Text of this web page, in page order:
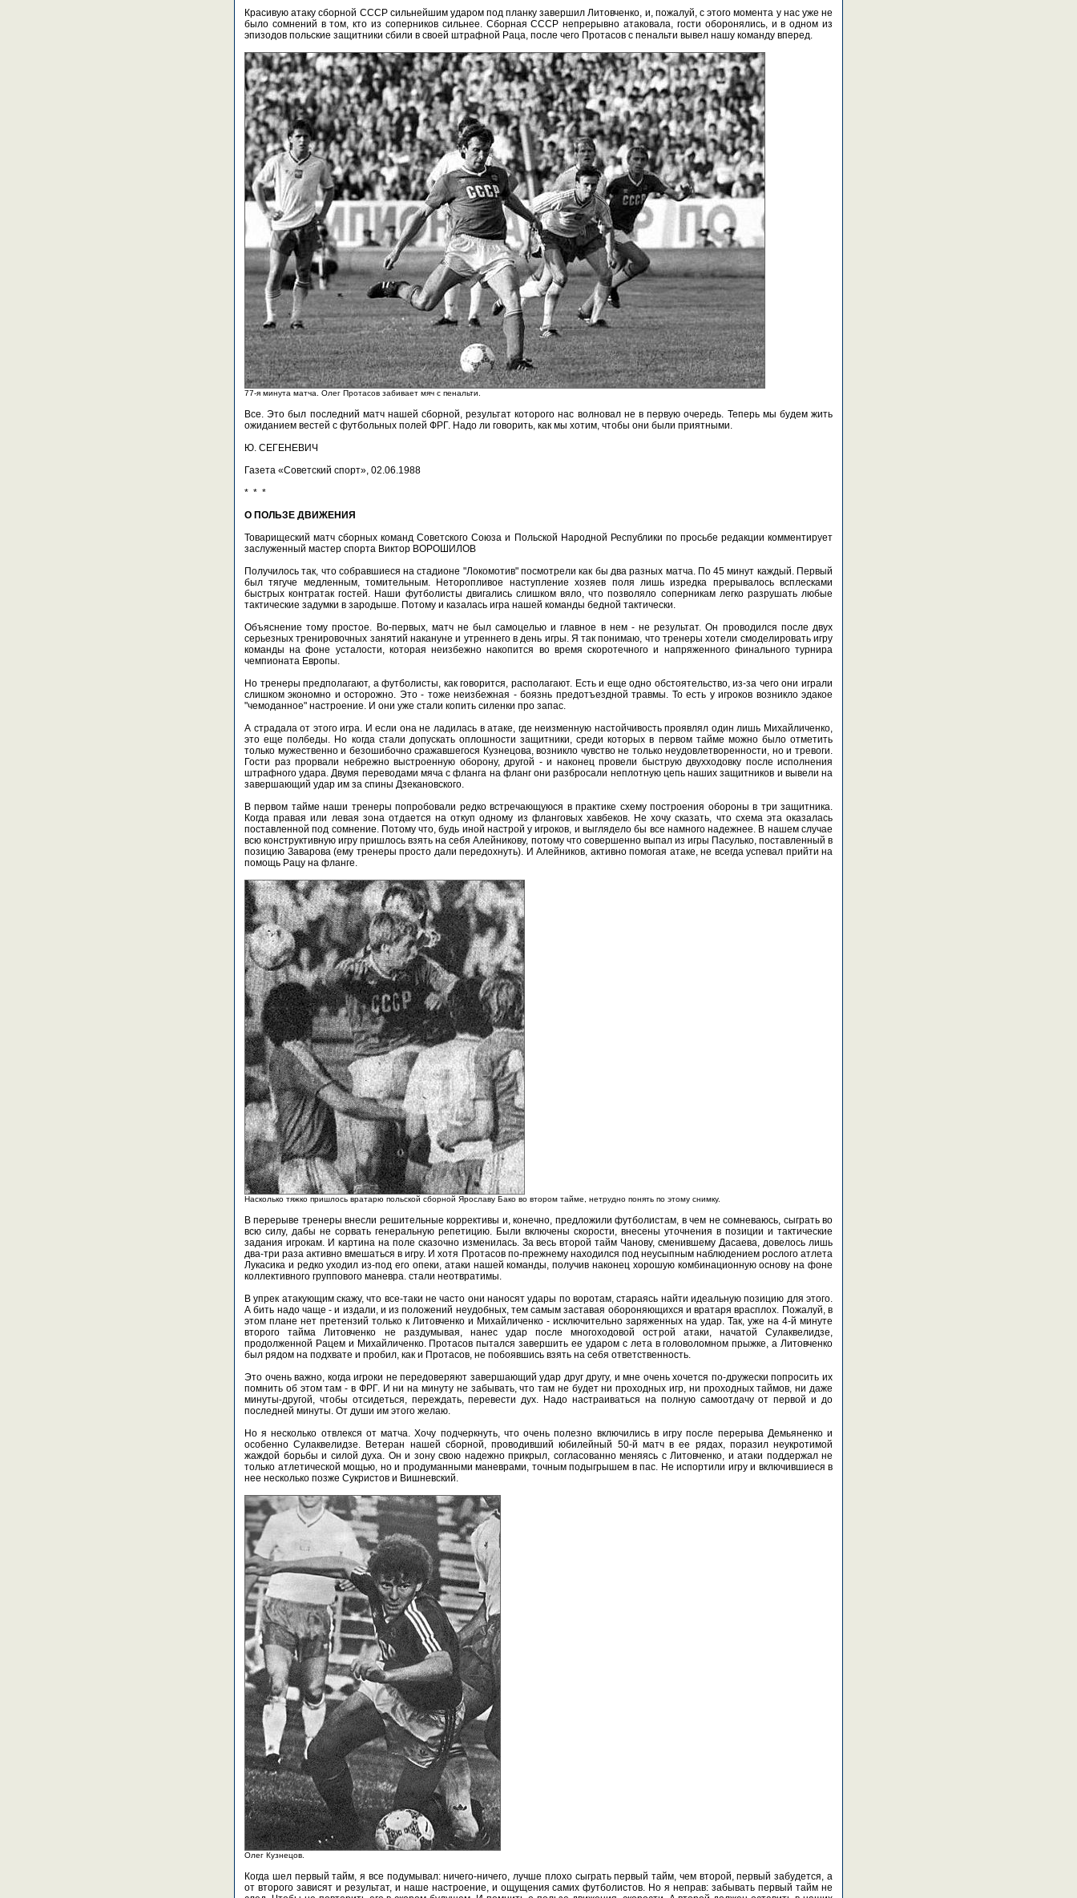
Красивую атаку сборной СССР сильнейшим ударом под планку завершил Литовченко, и, пожалуй, с этого момента у нас уже не
было сомнений в том, кто из соперников сильнее. Сборная СССР непрерывно атаковала, гости оборонялись, и в одном из
эпизодов польские защитники сбили в своей штрафной Раца, после чего Протасов с пенальти вывел нашу команду вперед.
77-я минута матча. Олег Протасов забивает мяч с пенальти.
Все. Это был последний матч нашей сборной, результат которого нас волновал не в первую очередь. Теперь мы будем жить
ожиданием вестей с футбольных полей ФРГ. Надо ли говорить, как мы хотим, чтобы они были приятными.
Ю. СЕГЕНЕВИЧ
Газета «Советский спорт», 02.06.1988
* * *
О ПОЛЬЗЕ ДВИЖЕНИЯ
Товарищеский матч сборных команд Советского Союза и Польской Народной Республики по просьбе редакции комментирует
заслуженный мастер спорта Виктор ВОРОШИЛОВ
Получилось так, что собравшиеся на стадионе "Локомотив" посмотрели как бы два разных матча. По 45 минут каждый. Первый
был тягуче медленным, томительным. Неторопливое наступление хозяев поля лишь изредка прерывалось всплесками
быстрых контратак гостей. Наши футболисты двигались слишком вяло, что позволяло соперникам легко разрушать любые
тактические задумки в зародыше. Потому и казалась игра нашей команды бедной тактически.
Объяснение тому простое. Во-первых, матч не был самоцелью и главное в нем - не результат. Он проводился после двух
серьезных тренировочных занятий накануне и утреннего в день игры. Я так понимаю, что тренеры хотели смоделировать игру
команды на фоне усталости, которая неизбежно накопится во время скоротечного и напряженного финального турнира
чемпионата Европы.
Но тренеры предполагают, а футболисты, как говорится, располагают. Есть и еще одно обстоятельство, из-за чего они играли
слишком экономно и осторожно. Это - тоже неизбежная - боязнь предотъездной травмы. То есть у игроков возникло эдакое
"чемоданное" настроение. И они уже стали копить силенки про запас.
А страдала от этого игра. И если она не ладилась в атаке, где неизменную настойчивость проявлял один лишь Михайличенко,
это еще полбеды. Но когда стали допускать оплошности защитники, среди которых в первом тайме можно было отметить
только мужественно и безошибочно сражавшегося Кузнецова, возникло чувство не только неудовлетворенности, но и тревоги.
Гости раз прорвали небрежно выстроенную оборону, другой - и наконец провели быструю двухходовку после исполнения
штрафного удара. Двумя переводами мяча с фланга на фланг они разбросали неплотную цепь наших защитников и вывели на
завершающий удар им за спины Дзекановского.
В первом тайме наши тренеры попробовали редко встречающуюся в практике схему построения обороны в три защитника.
Когда правая или левая зона отдается на откуп одному из фланговых хавбеков. Не хочу сказать, что схема эта оказалась
поставленной под сомнение. Потому что, будь иной настрой у игроков, и выглядело бы все намного надежнее. В нашем случае
всю конструктивную игру пришлось взять на себя Алейникову, потому что совершенно выпал из игры Пасулько, поставленный в
позицию Заварова (ему тренеры просто дали передохнуть). И Алейников, активно помогая атаке, не всегда успевал прийти на
помощь Рацу на фланге.
Насколько тяжко пришлось вратарю польской сборной Ярославу Бако во втором тайме, нетрудно понять по этому снимку.
В перерыве тренеры внесли решительные коррективы и, конечно, предложили футболистам, в чем не сомневаюсь, сыграть во
всю силу, дабы не сорвать генеральную репетицию. Были включены скорости, внесены уточнения в позиции и тактические
задания игрокам. И картина на поле сказочно изменилась. За весь второй тайм Чанову, сменившему Дасаева, довелось лишь
два-три раза активно вмешаться в игру. И хотя Протасов по-прежнему находился под неусыпным наблюдением рослого атлета
Лукасика и редко уходил из-под его опеки, атаки нашей команды, получив наконец хорошую комбинационную основу на фоне
коллективного группового маневра. стали неотвратимы.
В упрек атакующим скажу, что все-таки не часто они наносят удары по воротам, стараясь найти идеальную позицию для этого.
А бить надо чаще - и издали, и из положений неудобных, тем самым заставая обороняющихся и вратаря врасплох. Пожалуй, в
этом плане нет претензий только к Литовченко и Михайличенко - исключительно заряженных на удар. Так, уже на 4-й минуте
второго тайма Литовченко не раздумывая, нанес удар после многоходовой острой атаки, начатой Сулаквелидзе,
продолженной Рацем и Михайличенко. Протасов пытался завершить ее ударом с лета в головоломном прыжке, а Литовченко
был рядом на подхвате и пробил, как и Протасов, не побоявшись взять на себя ответственность.
Это очень важно, когда игроки не передоверяют завершающий удар друг другу, и мне очень хочется по-дружески попросить их
помнить об этом там - в ФРГ. И ни на минуту не забывать, что там не будет ни проходных игр, ни проходных таймов, ни даже
минуты-другой, чтобы отсидеться, переждать, перевести дух. Надо настраиваться на полную самоотдачу от первой и до
последней минуты. От души им этого желаю.
Но я несколько отвлекся от матча. Хочу подчеркнуть, что очень полезно включились в игру после перерыва Демьяненко и
особенно Сулаквелидзе. Ветеран нашей сборной, проводивший юбилейный 50-й матч в ее рядах, поразил неукротимой
жаждой борьбы и силой духа. Он и зону свою надежно прикрыл, согласованно меняясь с Литовченко, и атаки поддержал не
только атлетической мощью, но и продуманными маневрами, точным подыгрышем в пас. Не испортили игру и включившиеся в
нее несколько позже Сукристов и Вишневский.
Олег Кузнецов.
Когда шел первый тайм, я все подумывал: ничего-ничего, лучше плохо сыграть первый тайм, чем второй, первый забудется, а
от второго зависят и результат, и наше настроение, и ощущения самих футболистов. Но я неправ: забывать первый тайм не